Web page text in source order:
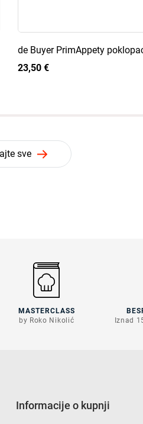
de Buyer PrimAppety
23,50 €
sve
MASTERCLASS
by Roko Nikolić
Iznad
Informacije o kupnji